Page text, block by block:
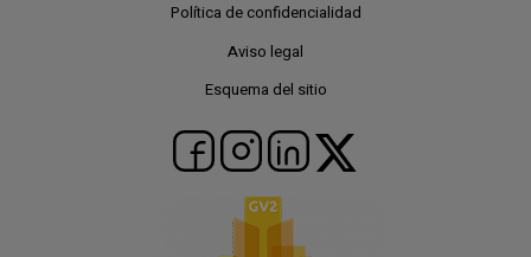
Política de confidencialidad
Aviso legal
Esquema del sitio